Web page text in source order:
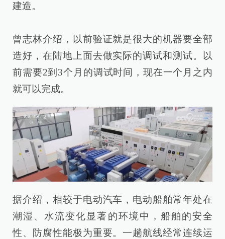
建造。
曾志林介绍，以前验证就是很大的机器要全部
造好，在陆地上面去做实际的调试和测试。以
前需要2到3个月的调试时间，现在一个月之内
就可以完成。
据介绍，相较于电动汽车，电动船舶常年处在
潮湿、水流变化显著的环境中，船舶的安全
性、防腐性能极为重要。一趟航线经常连续运